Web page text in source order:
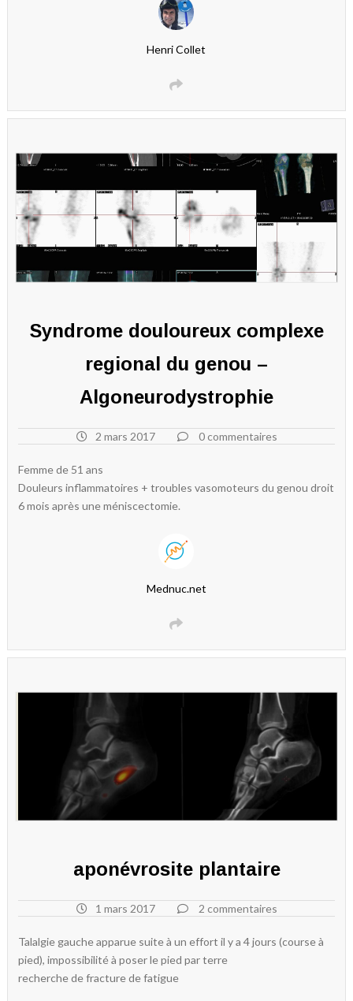
Henri Collet
Syndrome douloureux complexe
regional du genou –
Algoneurodystrophie
2 mars 2017 0 commentaires
Femme de 51 ans
Douleurs inflammatoires + troubles vasomoteurs du genou droit
6 mois après une méniscectomie.
Mednuc.net
aponévrosite plantaire
1 mars 2017 2 commentaires
Talalgie gauche apparue suite à un effort il y a 4 jours (course à
pied), impossibilité à poser le pied par terre
recherche de fracture de fatigue